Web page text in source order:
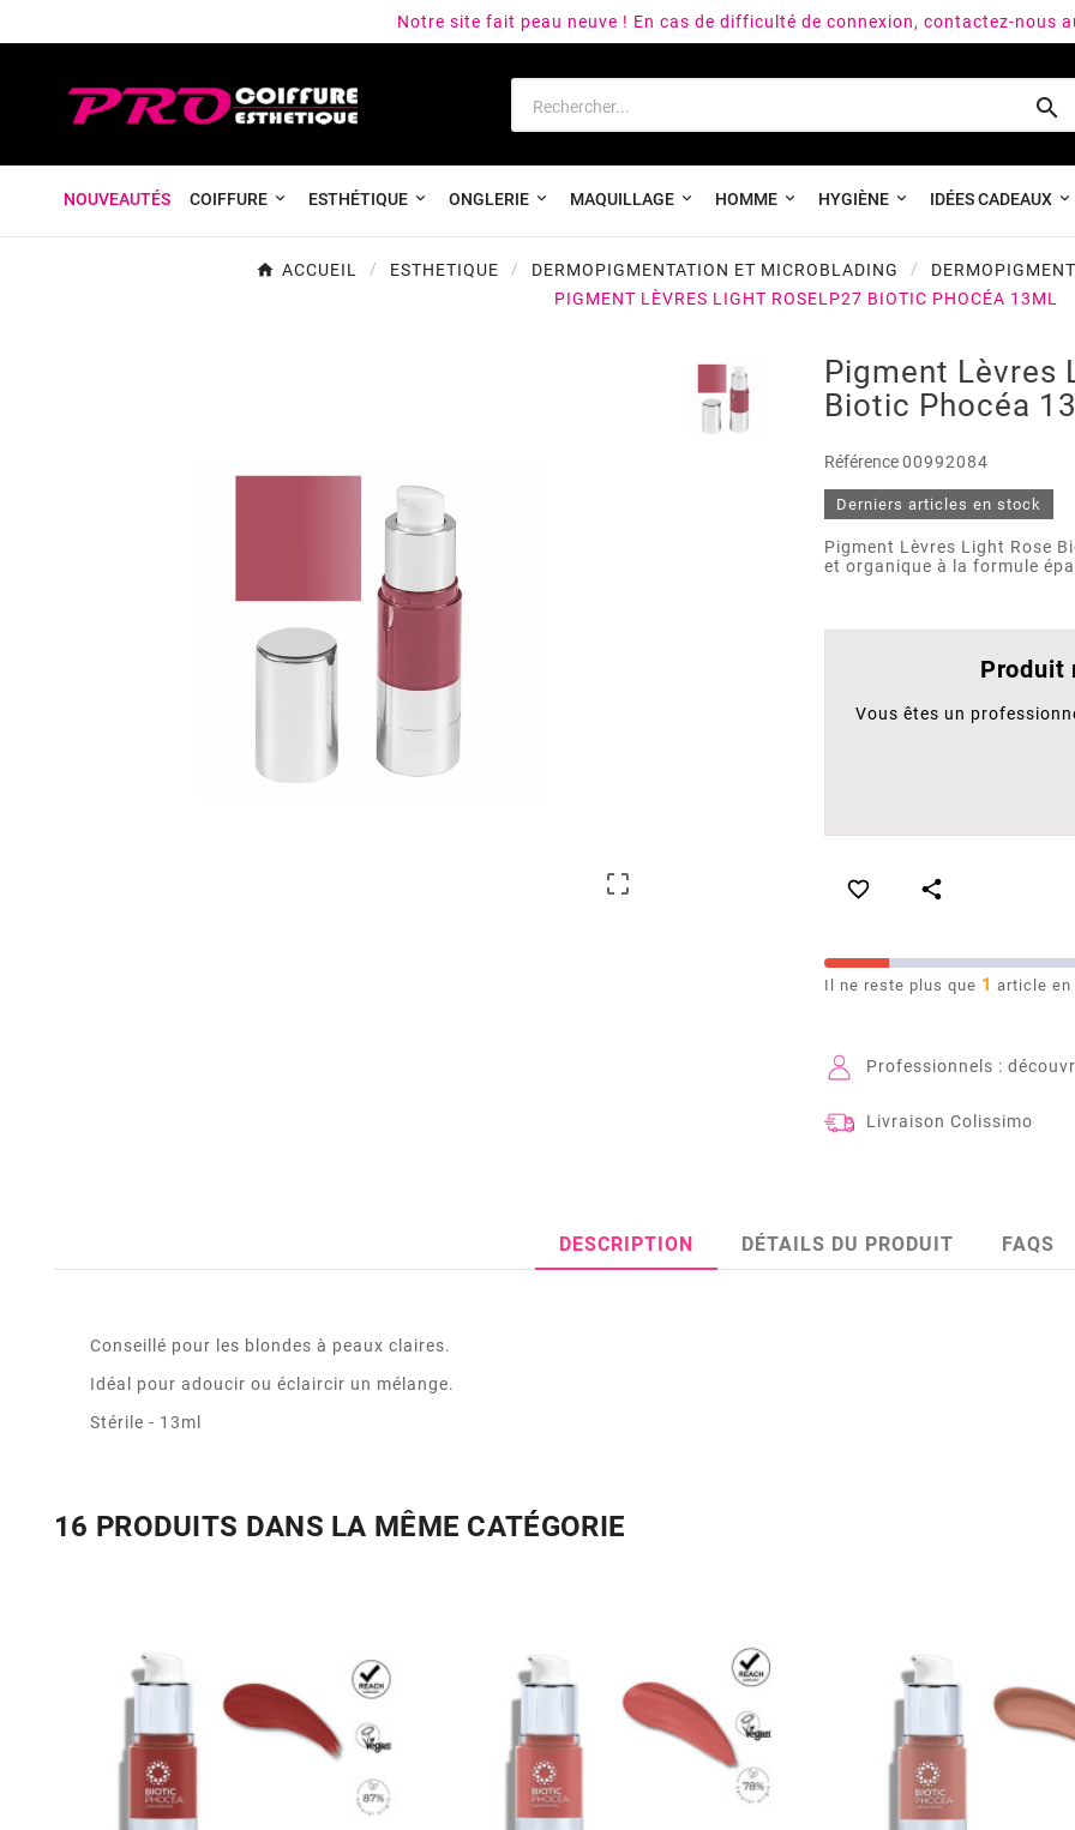
Notre site fait peau neuve ! En cas de difficulté de connexion, contactez-nous

NOUVEAUTÉS COIFFURE ESTHÉTIQUE ONGLERIE MAQUILLAGE HOMME HYGIÈNE IDÉES CADEAUX
ACCUEIL ESTHETIQUE DERMOPIGMENTATION ET MICROBLADING
PIGMENT LÈVRES LIGHT ROSELP27 BIOTIC PHOCÉA 13ML

Pigment Lèvres
Biotic Phocéa
Référence00992084
Derniers articles en stock
Pigment Lèvres Light Rose
et organique à la formule
Produit
Vous êtes un
 
Il ne reste plus que 1 article
Professionnels :
Livraison Colissimo
DESCRIPTION DÉTAILS DU PRODUIT FAQS
Conseillé pour les blondes à peaux claires.
Idéal pour adoucir ou éclaircir un mélange.
Stérile - 13ml
16 PRODUITS DANS LA MÊME CATÉGORIE